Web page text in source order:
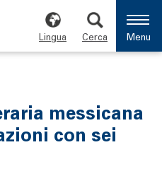
Lingua Cerca Menu
messicana
con sei